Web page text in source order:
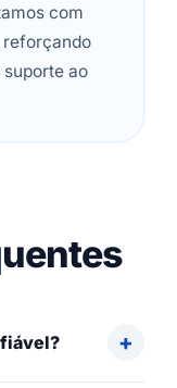
com
reforçando
ao